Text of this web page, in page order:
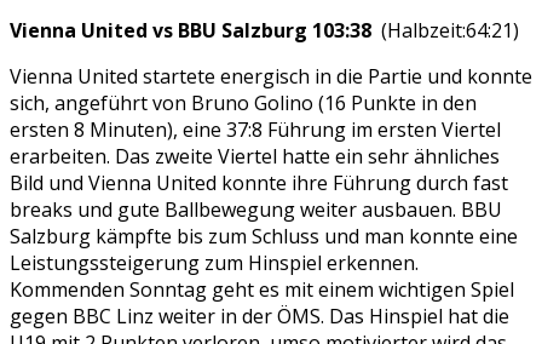
Vienna United vs BBU Salzburg 103:38 (Halbzeit:64:21)
Vienna United startete energisch in die Partie und konnte
sich, angeführt von Bruno Golino (16 Punkte in den
ersten 8 Minuten), eine 37:8 Führung im ersten Viertel
erarbeiten. Das zweite Viertel hatte ein sehr ähnliches
Bild und Vienna United konnte ihre Führung durch fast
breaks und gute Ballbewegung weiter ausbauen. BBU
Salzburg kämpfte bis zum Schluss und man konnte eine
Leistungssteigerung zum Hinspiel erkennen.
Kommenden Sonntag geht es mit einem wichtigen Spiel
gegen BBC Linz weiter in der ÖMS. Das Hinspiel hat die